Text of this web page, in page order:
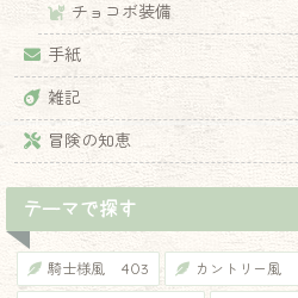
チョコボ装備
手紙
雑記
冒険の知恵
テーマで探す
騎士様風 403 カントリー風